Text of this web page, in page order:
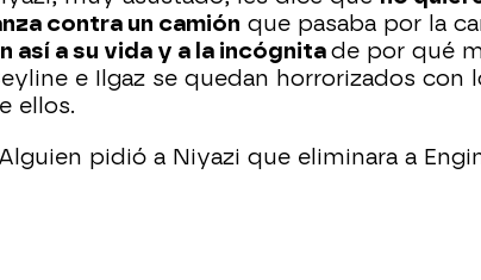
contra un camión que pasaba por la
así a su vida y a la incógnitade por qué
e Ilgaz se quedan horrorizados con
ellos.
pidió a Niyazi que eliminara a